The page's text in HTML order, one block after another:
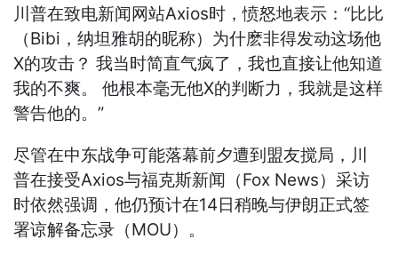
川普在致电新闻网站Axios时，愤怒地表示：“比比
（Bibi，纳坦雅胡的昵称）为什麽非得发动这场他
X的攻击？ 我当时简直气疯了，我也直接让他知道
我的不爽。 他根本毫无他X的判断力，我就是这样
警告他的。”
尽管在中东战争可能落幕前夕遭到盟友搅局，川
普在接受Axios与福克斯新闻（Fox News）采访
时依然强调，他仍预计在14日稍晚与伊朗正式签
署谅解备忘录（MOU）。